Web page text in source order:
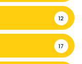
12
17